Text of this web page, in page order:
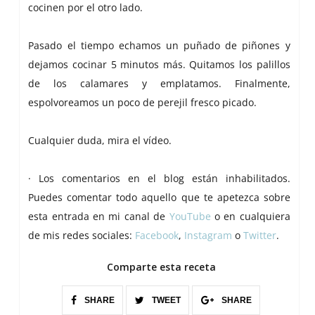
cocinen por el otro lado.
Pasado el tiempo echamos un puñado de piñones y
dejamos cocinar 5 minutos más. Quitamos los palillos
de los calamares y emplatamos. Finalmente,
espolvoreamos un poco de perejil fresco picado.
Cualquier duda, mira el vídeo.
· Los comentarios en el blog están inhabilitados.
Puedes comentar todo aquello que te apetezca sobre
esta entrada en mi canal de YouTube o en cualquiera
de mis redes sociales: Facebook, Instagram oTwitter.
Comparte esta receta
SHARE TWEET SHARE